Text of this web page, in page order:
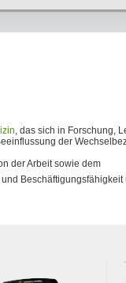
, das sich in Forschung,
der
der Arbeit sowie dem